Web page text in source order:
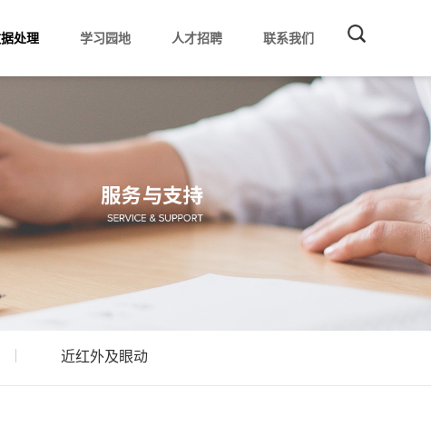
处理 学习园地 人才招聘 联系我们
近红外及眼动